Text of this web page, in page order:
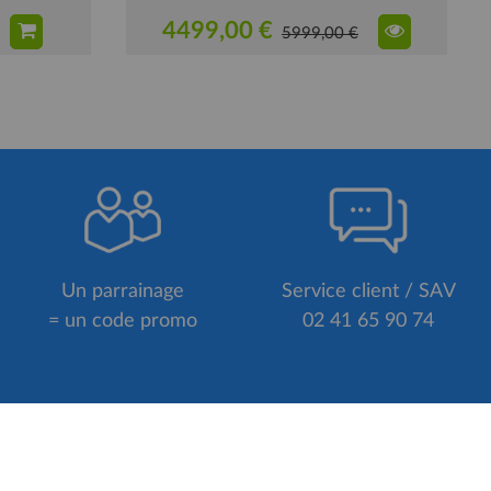
4499,00 € 5999,00 €
Un parrainage
= un code promo
Service client / SAV
02 41 65 90 74